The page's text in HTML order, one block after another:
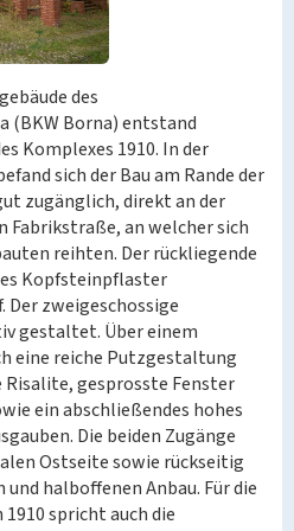
des
(BKW Borna) entstand
Komplexes 1910. In der
sich der Bau am Rande der
zugänglich, direkt an der
Fabrikstraße, an welcher sich
reihten. Der rückliegende
Kopfsteinpflaster
Der zweigeschossige
gestaltet. Über einem
eine reiche Putzgestaltung
gesprosste Fenster
ein abschließendes hohes
Die beiden Zugänge
Ostseite sowie rückseitig
halboffenen Anbau. Für die
spricht auch die